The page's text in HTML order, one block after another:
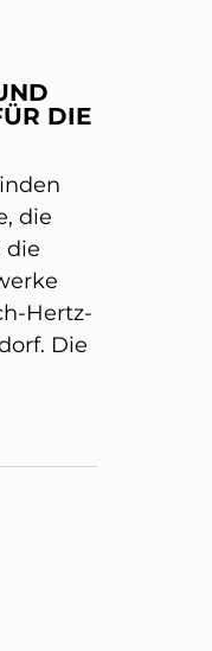
DIE
die
die
Hertz-
Die